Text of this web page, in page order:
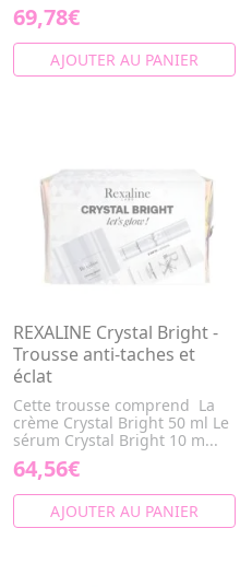
69,78€
AJOUTER AU PANIER
REXALINE Crystal Bright -
Trousse anti-taches et
éclat
Cette trousse comprend La
crème Crystal Bright 50 ml Le
sérum Crystal Bright 10 m...
64,56€
AJOUTER AU PANIER